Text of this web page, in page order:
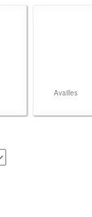
Availles